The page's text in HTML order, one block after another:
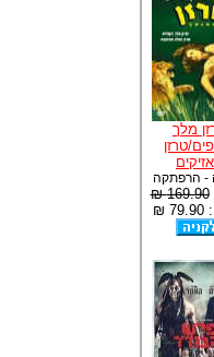
מלך
טרזן
- הרפתקה
169.90 ₪